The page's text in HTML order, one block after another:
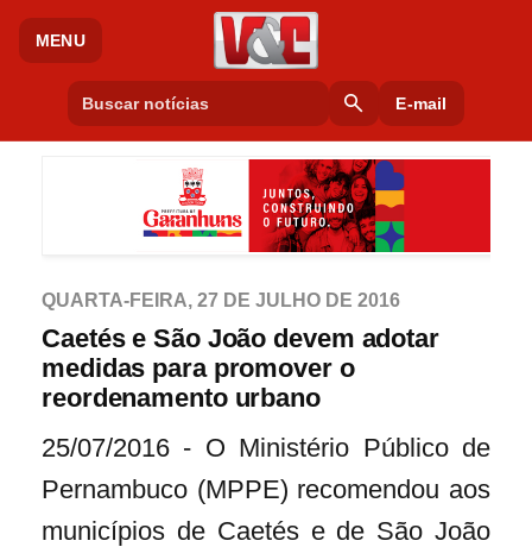
MENU
search E-mail
QUARTA-FEIRA, 27 DE JULHO DE 2016
Caetés e São João devem adotar
medidas para promover o
reordenamento urbano
25/07/2016 - O Ministério Público de
Pernambuco (MPPE) recomendou aos
municípios de Caetés e de São João